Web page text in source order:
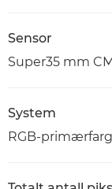
Sensor
Super35 mm
System
RGB-